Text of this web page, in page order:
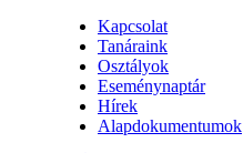
Kapcsolat
Tanáraink
Osztályok
Eseménynaptár
Hírek
Alapdokumentumok